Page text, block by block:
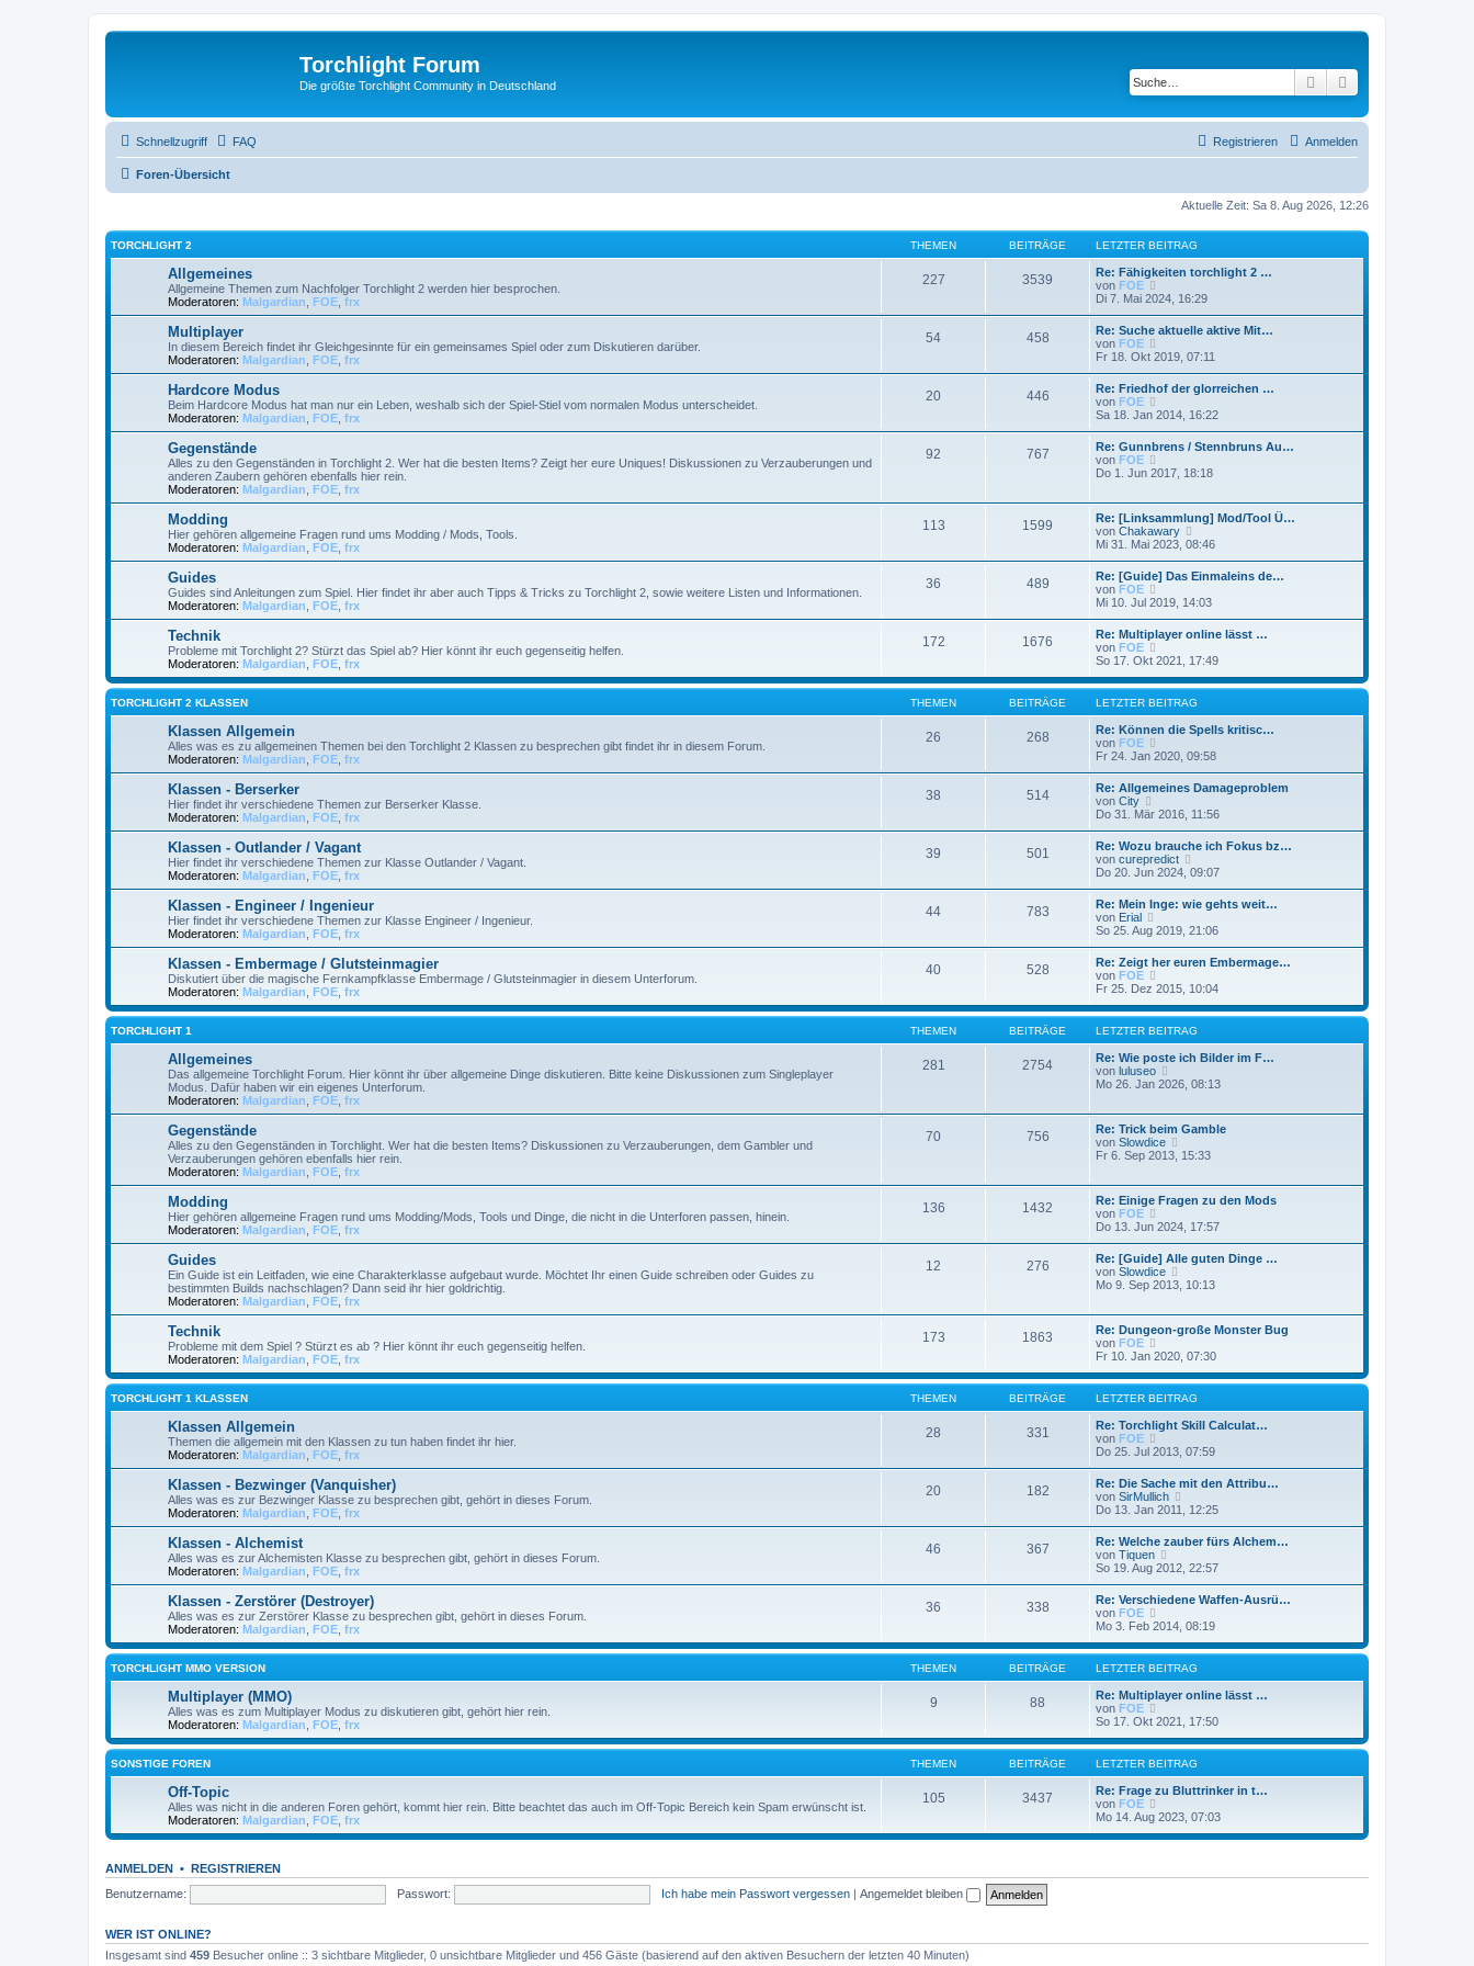
Torchlight Forum
Die größte Torchlight Community in Deutschland Suche
Schnellzugriff FAQ Anmelden
Registrieren
Foren-Übersicht
Aktuelle Zeit: Sa 8. Aug 2026, 12:26
TORCHLIGHT 2 THEMEN BEITRÄGE LETZTER BEITRAG
Allgemeines
Allgemeine Themen zum Nachfolger Torchlight 2 werden hier besprochen.
Moderatoren: Malgardian FOE frx
227 3539
Re: Fähigkeiten torchlight 2 …
von FOE
e
e
s
t
e
r
B
i
t
r
a
g
Di 7. Mai 2024, 16:29
Multiplayer
In diesem Bereich findet ihr Gleichgesinnte für ein gemeinsames Spiel oder zum Diskutieren darüber.
Moderatoren: Malgardian FOE frx
54 458
Re: Suche aktuelle aktive Mit…
von FOE
e
e
s
t
e
r
B
i
r
a
g
Fr 18. Okt 2019, 07:11
Hardcore Modus
Beim Hardcore Modus hat man nur ein Leben, weshalb sich der Spiel-Stiel vom normalen Modus unterscheidet.
Moderatoren: Malgardian FOE frx
20 446
Re: Friedhof der glorreichen …
von FOE
e
s
t
e
B
e
i
t
r
a
g
Sa 18. Jan 2014, 16:22
Gegenstände
Alles zu den Gegenständen in Torchlight 2. Wer hat die besten Items? Zeigt her eure Uniques! Diskussionen zu Verzauberungen und
anderen Zaubern gehören ebenfalls hier rein.
Moderatoren: Malgardian FOE frx
92 767
Re: Gunnbrens / Stennbruns Au…
von FOE
e
t
e
r
B
e
t
r
a
g
Do 1. Jun 2017, 18:18
Modding
Hier gehören allgemeine Fragen rund ums Modding / Mods, Tools.
Moderatoren: Malgardian FOE frx
113 1599
Re: [Linksammlung] Mod/Tool Ü…
von Chakawary
e
e
s
e
r
B
i
t
r
a
g
Mi 31. Mai 2023, 08:46
Guides
Guides sind Anleitungen zum Spiel. Hier findet ihr aber auch Tipps & Tricks zu Torchlight 2, sowie weitere Listen und Informationen.
Moderatoren: Malgardian FOE frx
36 489
Re: [Guide] Das Einmaleins de…
von FOE
e
s
t
e
r
B
e
i
t
a
g
Mi 10. Jul 2019, 14:03
Technik
Probleme mit Torchlight 2? Stürzt das Spiel ab? Hier könnt ihr euch gegenseitig helfen.
Moderatoren: Malgardian FOE frx
172 1676
Re: Multiplayer online lässt …
von FOE
e
e
s
e
r
B
e
i
t
a
g
So 17. Okt 2021, 17:49
TORCHLIGHT 2 KLASSEN THEMEN BEITRÄGE LETZTER BEITRAG
Klassen Allgemein
Alles was es zu allgemeinen Themen bei den Torchlight 2 Klassen zu besprechen gibt findet ihr in diesem Forum.
Moderatoren: Malgardian FOE frx
26 268
Re: Können die Spells kritisc…
von FOE
e
e
s
t
e
r
B
e
i
t
r
a
g
Fr 24. Jan 2020, 09:58
Klassen - Berserker
Hier findet ihr verschiedene Themen zur Berserker Klasse.
Moderatoren: Malgardian FOE frx
38 514
Re: Allgemeines Damageproblem
von City
e
e
s
t
e
r
B
i
t
r
a
g
Do 31. Mär 2016, 11:56
Klassen - Outlander / Vagant
Hier findet ihr verschiedene Themen zur Klasse Outlander / Vagant.
Moderatoren: Malgardian FOE frx
39 501
Re: Wozu brauche ich Fokus bz…
von curepredict
e
e
s
t
e
r
B
i
t
r
a
g
Do 20. Jun 2024, 09:07
Klassen - Engineer / Ingenieur
Hier findet ihr verschiedene Themen zur Klasse Engineer / Ingenieur.
Moderatoren: Malgardian FOE frx
44 783
Re: Mein Inge: wie gehts weit…
von Erial
e
s
t
e
r
B
e
i
t
a
So 25. Aug 2019, 21:06
Klassen - Embermage / Glutsteinmagier
Diskutiert über die magische Fernkampfklasse Embermage / Glutsteinmagier in diesem Unterforum.
Moderatoren: Malgardian FOE frx
40 528
Re: Zeigt her euren Embermage…
von FOE
e
e
s
e
r
B
e
t
r
a
g
Fr 25. Dez 2015, 10:04
TORCHLIGHT 1 THEMEN BEITRÄGE LETZTER BEITRAG
Allgemeines
Das allgemeine Torchlight Forum. Hier könnt ihr über allgemeine Dinge diskutieren. Bitte keine Diskussionen zum Singleplayer
Modus. Dafür haben wir ein eigenes Unterforum.
Moderatoren: Malgardian FOE frx
281 2754
Re: Wie poste ich Bilder im F…
von luluseo
e
t
e
r
e
i
r
a
g
Mo 26. Jan 2026, 08:13
Gegenstände
Alles zu den Gegenständen in Torchlight. Wer hat die besten Items? Diskussionen zu Verzauberungen, dem Gambler und
Verzauberungen gehören ebenfalls hier rein.
Moderatoren: Malgardian FOE frx
70 756
Re: Trick beim Gamble
von Slowdice
e
t
e
r
B
e
a
g
Fr 6. Sep 2013, 15:33
Modding
Hier gehören allgemeine Fragen rund ums Modding/Mods, Tools und Dinge, die nicht in die Unterforen passen, hinein.
Moderatoren: Malgardian FOE frx
136 1432
Re: Einige Fragen zu den Mods
von FOE
e
e
s
t
e
B
e
t
r
a
g
Do 13. Jun 2024, 17:57
Guides
Ein Guide ist ein Leitfaden, wie eine Charakterklasse aufgebaut wurde. Möchtet Ihr einen Guide schreiben oder Guides zu
bestimmten Builds nachschlagen? Dann seid ihr hier goldrichtig.
Moderatoren: Malgardian FOE frx
12 276
Re: [Guide] Alle guten Dinge …
von Slowdice
e
t
e
r
B
e
i
t
r
g
Mo 9. Sep 2013, 10:13
Technik
Probleme mit dem Spiel ? Stürzt es ab ? Hier könnt ihr euch gegenseitig helfen.
Moderatoren: Malgardian FOE frx
173 1863
Re: Dungeon-große Monster Bug
von FOE
e
e
s
e
r
B
e
i
t
r
a
g
Fr 10. Jan 2020, 07:30
TORCHLIGHT 1 KLASSEN THEMEN BEITRÄGE LETZTER BEITRAG
Klassen Allgemein
Themen die allgemein mit den Klassen zu tun haben findet ihr hier.
Moderatoren: Malgardian FOE frx
28 331
Re: Torchlight Skill Calculat…
von FOE
e
e
s
t
e
r
B
e
i
t
r
a
g
Do 25. Jul 2013, 07:59
Klassen - Bezwinger (Vanquisher)
Alles was es zur Bezwinger Klasse zu besprechen gibt, gehört in dieses Forum.
Moderatoren: Malgardian FOE frx
20 182
Re: Die Sache mit den Attribu…
von SirMullich
e
e
s
e
r
B
i
t
r
a
g
Do 13. Jan 2011, 12:25
Klassen - Alchemist
Alles was es zur Alchemisten Klasse zu besprechen gibt, gehört in dieses Forum.
Moderatoren: Malgardian FOE frx
46 367
Re: Welche zauber fürs Alchem…
von Tiquen
e
e
s
e
r
B
e
i
t
a
g
So 19. Aug 2012, 22:57
Klassen - Zerstörer (Destroyer)
Alles was es zur Zerstörer Klasse zu besprechen gibt, gehört in dieses Forum.
Moderatoren: Malgardian FOE frx
36 338
Re: Verschiedene Waffen-Ausrü…
von FOE
e
e
s
e
r
B
e
i
r
g
Mo 3. Feb 2014, 08:19
TORCHLIGHT MMO VERSION THEMEN BEITRÄGE LETZTER BEITRAG
Multiplayer (MMO)
Alles was es zum Multiplayer Modus zu diskutieren gibt, gehört hier rein.
Moderatoren: Malgardian FOE frx
9 88
Re: Multiplayer online lässt …
von FOE
e
e
s
e
r
B
e
i
a
So 17. Okt 2021, 17:50
SONSTIGE FOREN THEMEN BEITRÄGE LETZTER BEITRAG
Off-Topic
Alles was nicht in die anderen Foren gehört, kommt hier rein. Bitte beachtet das auch im Off-Topic Bereich kein Spam erwünscht ist.
Moderatoren: Malgardian FOE frx
105 3437
Re: Frage zu Bluttrinker in t…
von FOE
e
e
e
t
Mo 14. Aug 2023, 07:03
ANMELDEN • REGISTRIEREN
Benutzername:
Passwort: Ich habe mein Passwort vergessen | Angemeldet bleiben
WER IST ONLINE?
Insgesamt sind 459 Besucher online :: 3 sichtbare Mitglieder, 0 unsichtbare Mitglieder und 456 Gäste (basierend auf den aktiven Besuchern der letzten 40 Minuten)